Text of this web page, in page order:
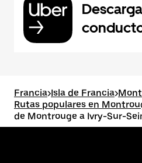
Francia>Isla de Francia>
Rutas populares en
de Montrouge a Ivry-Sur-